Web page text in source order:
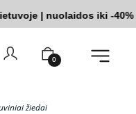
| nuolaidos iki -40%||
0
žiedai